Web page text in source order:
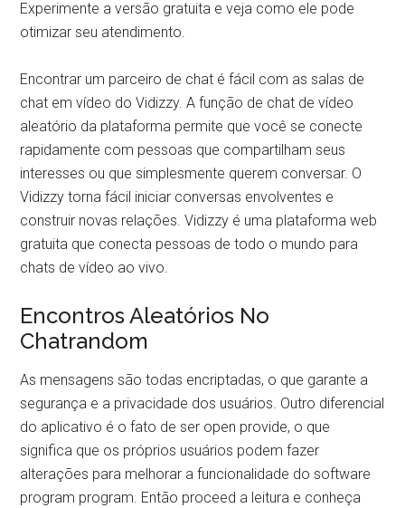
Experimente a versão gratuita e veja como ele pode
otimizar seu atendimento.
Encontrar um parceiro de chat é fácil com as salas de
chat em vídeo do Vidizzy. A função de chat de vídeo
aleatório da plataforma permite que você se conecte
rapidamente com pessoas que compartilham seus
interesses ou que simplesmente querem conversar. O
Vidizzy torna fácil iniciar conversas envolventes e
construir novas relações. Vidizzy é uma plataforma web
gratuita que conecta pessoas de todo o mundo para
chats de vídeo ao vivo.
Encontros Aleatórios No
Chatrandom
As mensagens são todas encriptadas, o que garante a
segurança e a privacidade dos usuários. Outro diferencial
do aplicativo é o fato de ser open provide, o que
significa que os próprios usuários podem fazer
alterações para melhorar a funcionalidade do software
program program. Então proceed a leitura e conheça